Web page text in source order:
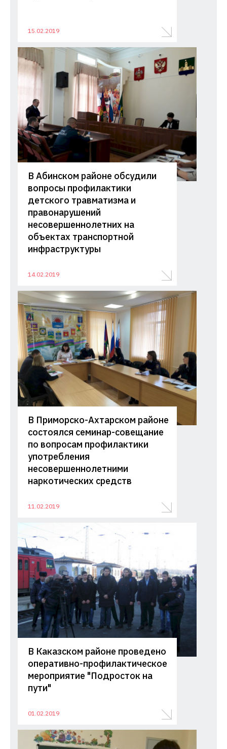
15.02.2019
В Абинском районе обсудили
вопросы профилактики
детского травматизма и
правонарушений
несовершеннолетних на
объектах транспортной
инфраструктуры
14.02.2019
В Приморско-Ахтарском районе
состоялся семинар-совещание
по вопросам профилактики
употребления
несовершеннолетними
наркотических средств
11.02.2019
В Каказском районе проведено
оперативно-профилактическое
мероприятие "Подросток на
пути"
01.02.2019